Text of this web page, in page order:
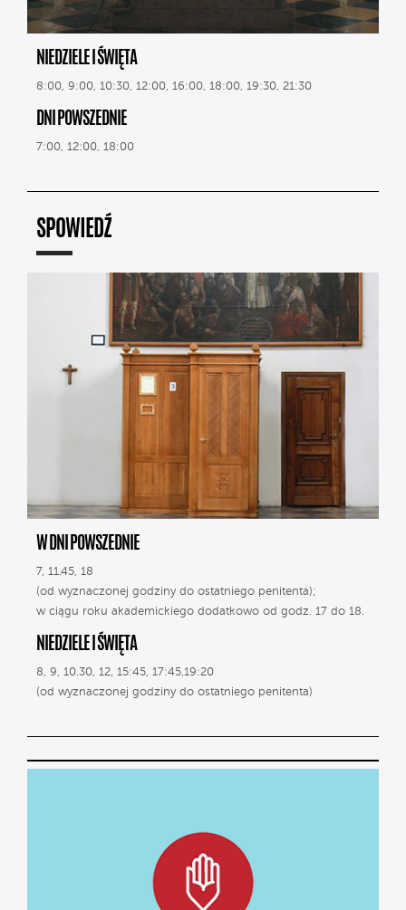
NIEDZIELE I ŚWIĘTA
8:00, 9:00, 10:30, 12:00, 16:00, 18:00, 19:30, 21:30
DNI POWSZEDNIE
7:00, 12:00, 18:00
SPOWIEDŹ
W DNI POWSZEDNIE
7, 11.45, 18
(od wyznaczonej godziny do ostatniego penitenta);
w ciągu roku akademickiego dodatkowo od godz. 17 do 18.
NIEDZIELE I ŚWIĘTA
8, 9, 10.30, 12, 15:45, 17:45,19:20
(od wyznaczonej godziny do ostatniego penitenta)